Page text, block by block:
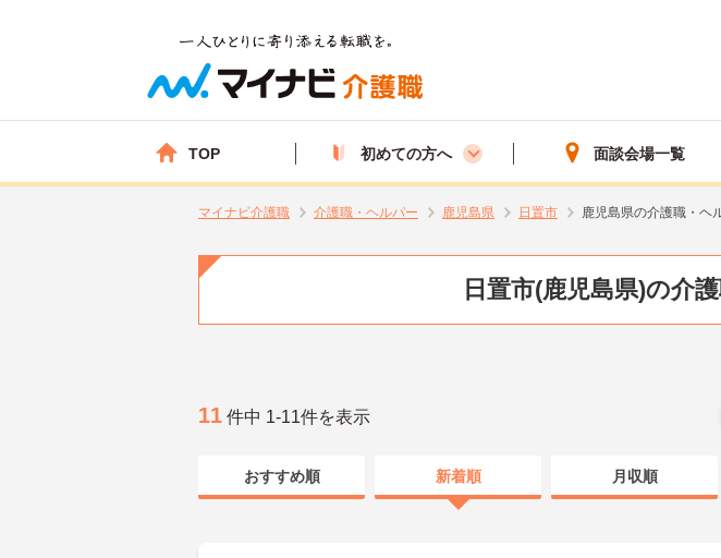
TOP 初めての方へ 面談会場一覧
マイナビ介護職 介護職・ヘルパー 鹿児島県 日置市 鹿児島県の介護職・ヘ
日置市(鹿児島県)の介
11 件中 1-11件を表示
おすすめ順 新着順 月収順